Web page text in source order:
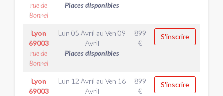
rue de
Bonnel
Places disponibles
Lyon
69003
rue de
Bonnel
Lun 05 Avril au Ven 09
Avril
Places disponibles
899
€
S'inscrire
Lyon
69003
Lun 12 Avril au Ven 16
Avril
899
€
S'inscrire